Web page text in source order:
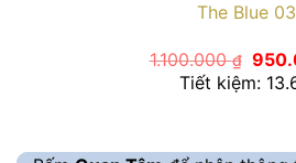
The Blue 03
1.100.000₫ Giá
gốc
là:
Tiết kiệm: